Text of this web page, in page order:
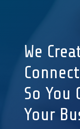
We
So You
Your